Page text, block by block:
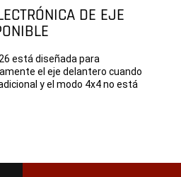
DE EJE
está diseñada para
el eje delantero cuando
y el modo 4x4 no está